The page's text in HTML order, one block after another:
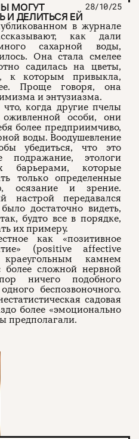
МОГУТ
И ДЕЛИТЬСЯ ЕЙ
28/10/25
в журнале
как дали
сахарной воды,
Она стала смелее
садилась на цветы,
к которым привыкла,
Проще говоря, она
и энтузиазма.
когда другие пчелы
особи, они
более предприимчиво,
воды. Воодушевление
убедиться, что это
подражание, этологи
барьерами, которые
только определенные
осязание и зрение.
настрой передавался
достаточно видеть,
будто все в порядке,
их примеру.
как «позитивное
(positive affective
камнем
сложной нервной
ничего подобного
беспозвоночного.
садовая
более «эмоционально
предполагали.